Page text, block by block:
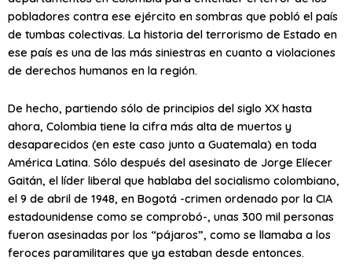
pobladores contra ese ejército en sombras que pobló el país
de tumbas colectivas. La historia del terrorismo de Estado en
ese país es una de las más siniestras en cuanto a violaciones
de derechos humanos en la región.
De hecho, partiendo sólo de principios del siglo XX hasta
ahora, Colombia tiene la cifra más alta de muertos y
desaparecidos (en este caso junto a Guatemala) en toda
América Latina. Sólo después del asesinato de Jorge Elíecer
Gaitán, el líder liberal que hablaba del socialismo colombiano,
el 9 de abril de 1948, en Bogotá -crimen ordenado por la CIA
estadounidense como se comprobó-, unas 300 mil personas
fueron asesinadas por los “pájaros”, como se llamaba a los
feroces paramilitares que ya estaban desde entonces.